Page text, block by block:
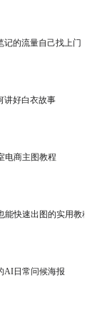
记的流量自己找上门
讲好白衣故事
电商主图教程
快速出图的实用教程
AI日常问候海报